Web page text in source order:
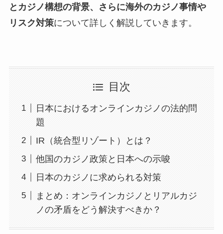
とカジノ構想の背景、さらに海外のカジノ事情や
リスク対策について詳しく解説していきます。
目次
日本におけるオンラインカジノの法的問
題
IR（統合型リゾート）とは？
他国のカジノ政策と日本への示唆
日本のカジノに求められる対策
まとめ：オンラインカジノとリアルカジ
ノの矛盾をどう解決すべきか？